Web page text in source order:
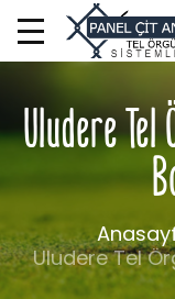
Uludere Tel
Uludere Tel